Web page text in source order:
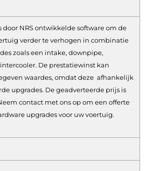
NRS ontwikkelde software om de
verder te verhogen in combinatie
zoals een intake, downpipe,
De prestatiewinst kan
waardes, omdat deze afhankelijk
upgrades. De geadverteerde prijs is
contact met ons op om een offerte
upgrades voor uw voertuig.